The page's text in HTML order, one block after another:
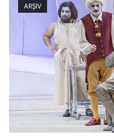
ARŞIV